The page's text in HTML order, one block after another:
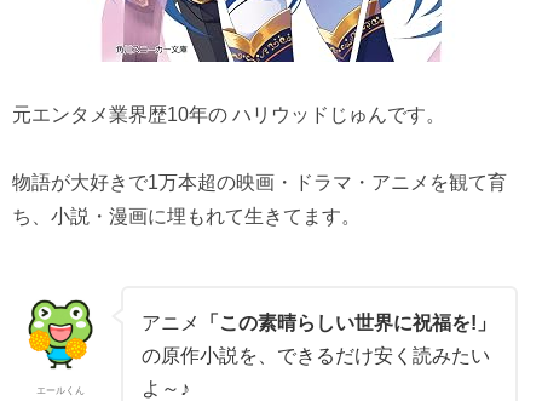
元エンタメ業界歴10年の ハリウッドじゅんです。
物語が大好きで1万本超の映画・ドラマ・アニメを観て育
ち、小説・漫画に埋もれて生きてます。
エールくん
アニメ
「この素晴らしい世界に祝福を!」
の原作小説を、できるだけ安く読みたい
よ～♪